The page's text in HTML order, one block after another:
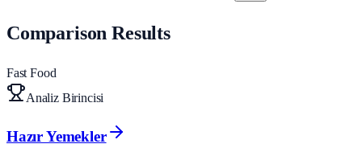
Comparison Results
Fast Food
Analiz Birincisi
Hazır Yemekler